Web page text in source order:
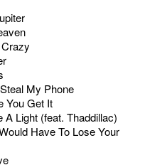
My Phone
You Get It
Light (feat. Thaddillac)
Have To Lose Your